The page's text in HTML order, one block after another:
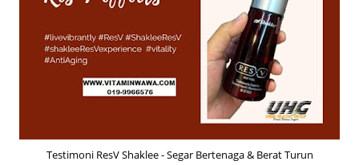
Testimoni ResV Shaklee - Segar Bertenaga & Berat Turun